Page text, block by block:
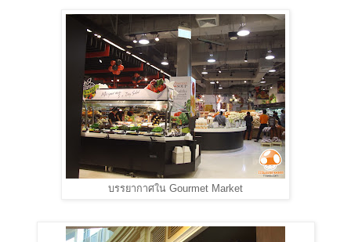
บรรยากาศใน Gourmet Market